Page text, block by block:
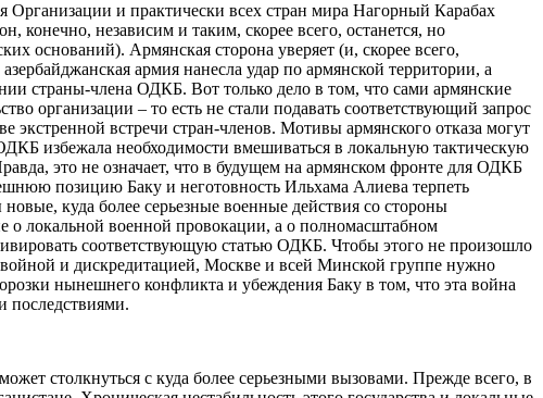
Организации и практически всех стран мира Нагорный Карабах
конечно, независим и таким, скорее всего, останется, но
оснований). Армянская сторона уверяет (и, скорее всего,
армия нанесла удар по армянской территории, а
страны-члена ОДКБ. Вот только дело в том, что сами армянские
организации – то есть не стали подавать соответствующий запрос
экстренной встречи стран-членов. Мотивы армянского отказа могут
избежала необходимости вмешиваться в локальную тактическую
это не означает, что в будущем на армянском фронте для ОДКБ
позицию Баку и неготовность Ильхама Алиева терпеть
куда более серьезные военные действия со стороны
о локальной военной провокации, а о полномасштабном
соответствующую статью ОДКБ. Чтобы этого не произошло
и дискредитацией, Москве и всей Минской группе нужно
нынешнего конфликта и убеждения Баку в том, что эта война
последствиями.
столкнуться с куда более серьезными вызовами. Прежде всего, в